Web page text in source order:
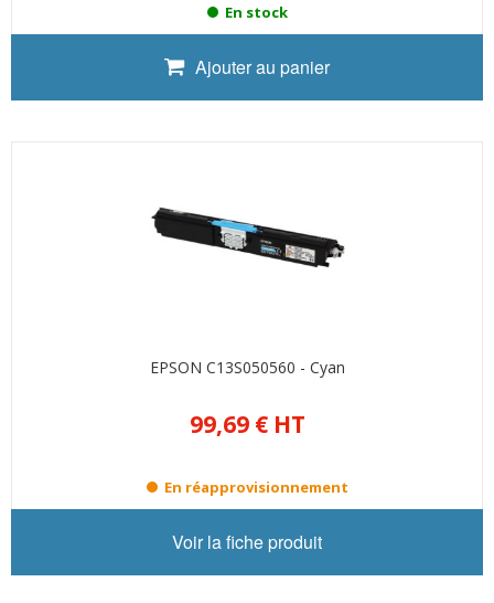
En stock
Ajouter au panier
EPSON C13S050560 - Cyan
HT
99,69 €
En réapprovisionnement
Voir la fiche produit